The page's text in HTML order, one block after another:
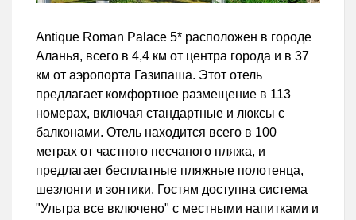
Antique Roman Palace 5* расположен в городе
Аланья, всего в 4,4 км от центра города и в 37
км от аэропорта Газипаша. Этот отель
предлагает комфортное размещение в 113
номерах, включая стандартные и люксы с
балконами. Отель находится всего в 100
метрах от частного песчаного пляжа, и
предлагает бесплатные пляжные полотенца,
шезлонги и зонтики. Гостям доступна система
"Ультра все включено" с местными напитками и